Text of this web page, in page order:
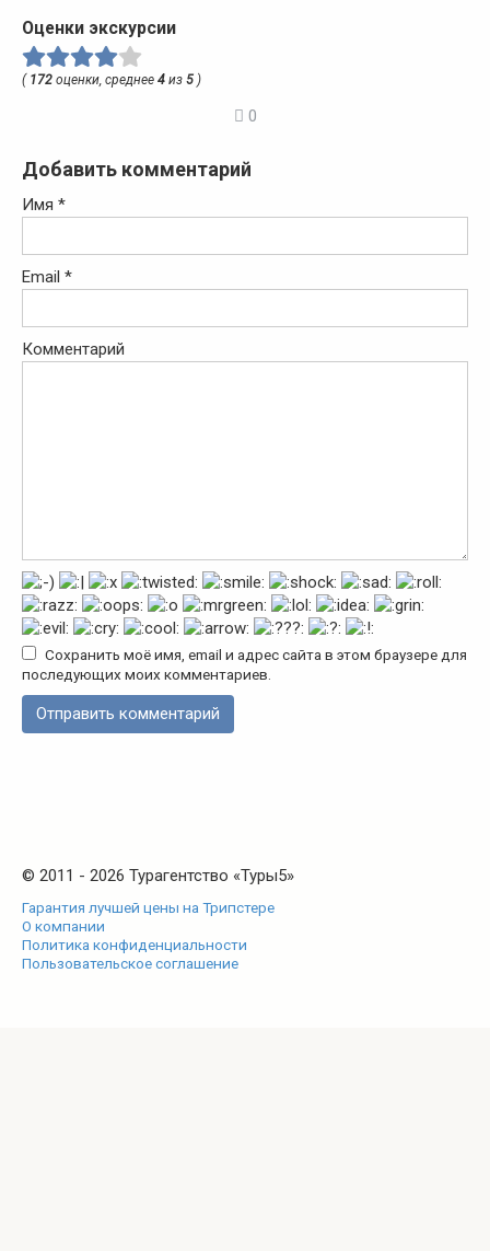
Оценки экскурсии
( 172 оценки, среднее 4 из 5 )
0
Добавить комментарий
Имя *
Email *
Комментарий
Сохранить моё имя, email и адрес сайта в этом браузере для
последующих моих комментариев.
© 2011 - 2026 Турагентство «Туры5»
Гарантия лучшей цены на Трипстере
О компании
Политика конфиденциальности
Пользовательское соглашение